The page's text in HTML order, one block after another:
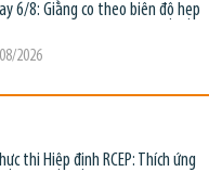
6/8: Giằng co theo biên độ hẹp
2026
thi Hiệp định RCEP: Thích ứng